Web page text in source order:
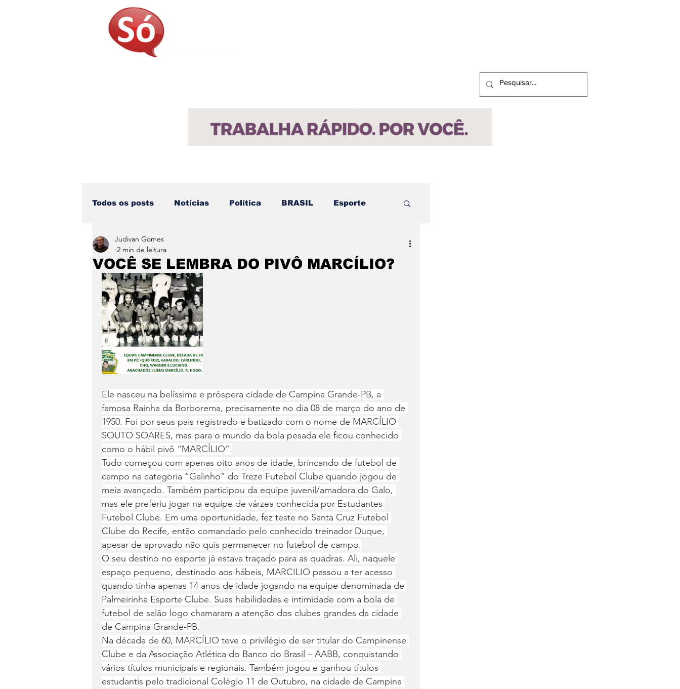
Todos os posts Notícias Política BRASIL Esporte
Entretenimento
VOCÊ SE LEMBRA DO PIVÔ MARCÍLIO?
Judivan Gomes
2 min de leitura
Ele nasceu na belíssima e próspera cidade de Campina Grande-PB, a
famosa Rainha da Borborema, precisamente no dia 08 de março do ano de
1950. Foi por seus pais registrado e batizado com o nome de MARCÍLIO
SOUTO SOARES, mas para o mundo da bola pesada ele ficou conhecido
como o hábil pivô “MARCÍLIO”.
Tudo começou com apenas oito anos de idade, brincando de futebol de
campo na categoria “Galinho” do Treze Futebol Clube quando jogou de
meia avançado. Também participou da equipe juvenil/amadora do Galo,
mas ele preferiu jogar na equipe de várzea conhecida por Estudantes
Futebol Clube. Em uma oportunidade, fez teste no Santa Cruz Futebol
Clube do Recife, então comandado pelo conhecido treinador Duque,
apesar de aprovado não quis permanecer no futebol de campo.
O seu destino no esporte já estava traçado para as quadras. Ali, naquele
espaço pequeno, destinado aos hábeis, MARCILIO passou a ter acesso
quando tinha apenas 14 anos de idade jogando na equipe denominada de
Palmeirinha Esporte Clube. Suas habilidades e intimidade com a bola de
futebol de salão logo chamaram a atenção dos clubes grandes da cidade
de Campina Grande-PB.
Na década de 60, MARCÍLIO teve o privilégio de ser titular do Campinense
Clube e da Associação Atlética do Banco do Brasil – AABB, conquistando
vários títulos municipais e regionais. Também jogou e ganhou títulos
estudantis pelo tradicional Colégio 11 de Outubro, na cidade de Campina